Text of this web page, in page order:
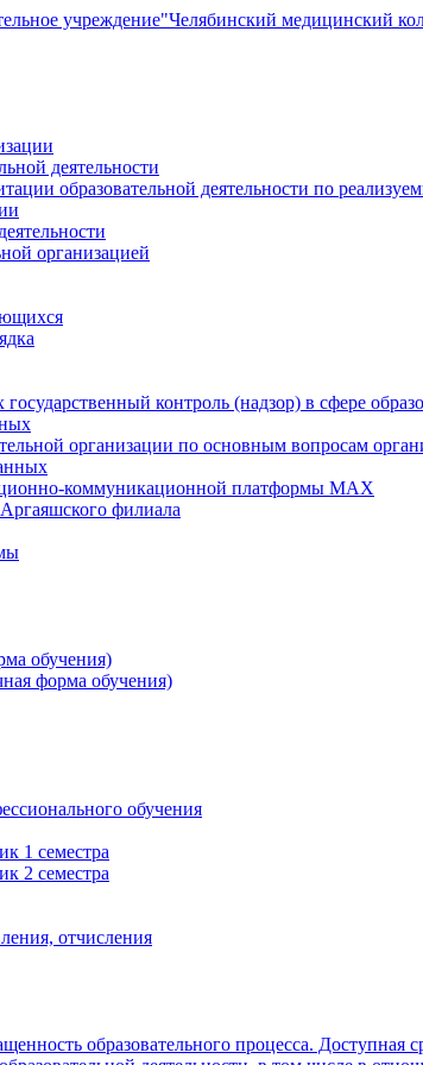
учреждение"Челябинский медицинский
деятельности
образовательной деятельности по
организацией
контроль (надзор) в сфере
организации по основным вопросам
коммуникационной платформы MAX
филиала
обучения)
форма обучения)
обучения
1 семестра
2 семестра
отчисления
образовательного процесса. Доступная